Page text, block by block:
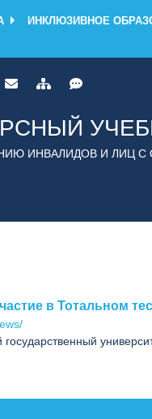
ИНКЛЮЗИВНОЕ
ИНВАЛИДОВ И ЛИЦ
в Тотальном